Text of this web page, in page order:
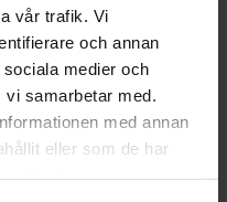
vår trafik. Vi
och annan
medier och
samarbetar med.
med annan
eller som de har
Ba­si­li­ka pu­nai­nen iso